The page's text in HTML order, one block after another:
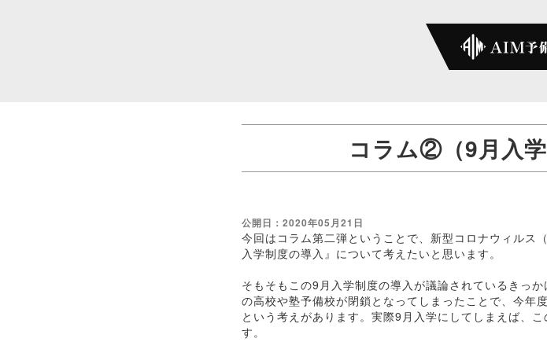
コラム②（9月入学
公開日：2020年05月21日
今回はコラム第二弾ということで、新型コロナウィルス
入学制度の導入』について考えたいと思います。
そもそもこの9月入学制度の導入が議論されているきっ
の高校や塾予備校が閉鎖となってしまったことで、今年
という考えがあります。実際9月入学にしてしまえば、
す。